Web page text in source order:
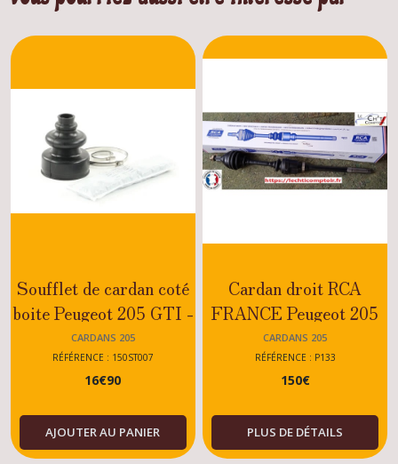
Soufflet de cardan coté
boite Peugeot 205 GTI -
CTI - DIESEL - XU
CARDANS 205
RÉFÉRENCE : 150ST007
16€90
AJOUTER AU PANIER
Cardan droit RCA
FRANCE Peugeot 205
GTI 1.9
CARDANS 205
RÉFÉRENCE : P133
150€
PLUS DE DÉTAILS